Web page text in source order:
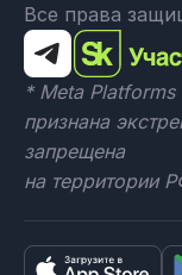
Все права
* Meta
признана
запрещена
на территории